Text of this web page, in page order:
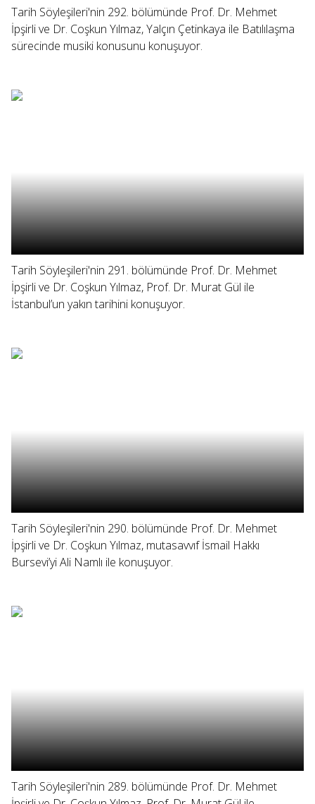
Tarih Söyleşileri'nin 292. bölümünde Prof. Dr. Mehmet
İpşirli ve Dr. Coşkun Yılmaz, Yalçın Çetinkaya ile Batılılaşma
sürecinde musiki konusunu konuşuyor.
Tarih Söyleşileri'nin 291. bölümünde Prof. Dr. Mehmet
İpşirli ve Dr. Coşkun Yılmaz, Prof. Dr. Murat Gül ile
İstanbul’un yakın tarihini konuşuyor.
Tarih Söyleşileri'nin 290. bölümünde Prof. Dr. Mehmet
İpşirli ve Dr. Coşkun Yılmaz, mutasavvıf İsmail Hakkı
Bursevi’yi Ali Namlı ile konuşuyor.
Tarih Söyleşileri'nin 289. bölümünde Prof. Dr. Mehmet